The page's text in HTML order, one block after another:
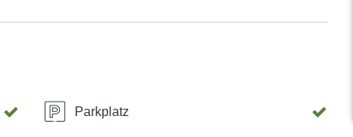
Parkplatz